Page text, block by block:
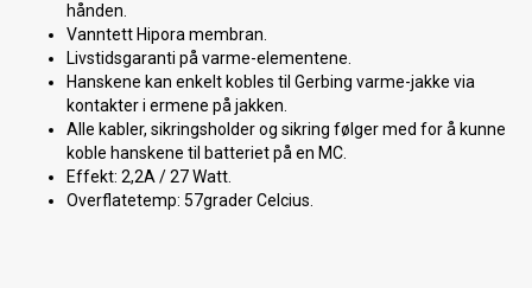
hånden.
Vanntett Hipora membran.
Livstidsgaranti på varme-elementene.
Hanskene kan enkelt kobles til Gerbing varme-jakke via
kontakter i ermene på jakken.
Alle kabler, sikringsholder og sikring følger med for å kunne
koble hanskene til batteriet på en MC.
Effekt: 2,2A / 27 Watt.
Overflatetemp: 57grader Celcius.